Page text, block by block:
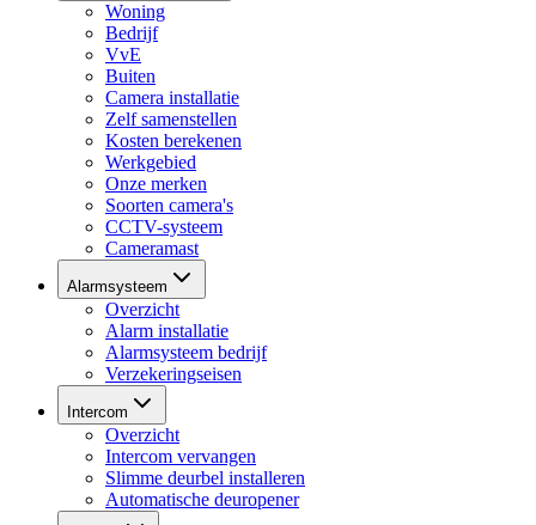
Woning
Bedrijf
VvE
Buiten
Camera installatie
Zelf samenstellen
Kosten berekenen
Werkgebied
Onze merken
Soorten camera's
CCTV-systeem
Cameramast
Alarmsysteem
Overzicht
Alarm installatie
Alarmsysteem bedrijf
Verzekeringseisen
Intercom
Overzicht
Intercom vervangen
Slimme deurbel installeren
Automatische deuropener